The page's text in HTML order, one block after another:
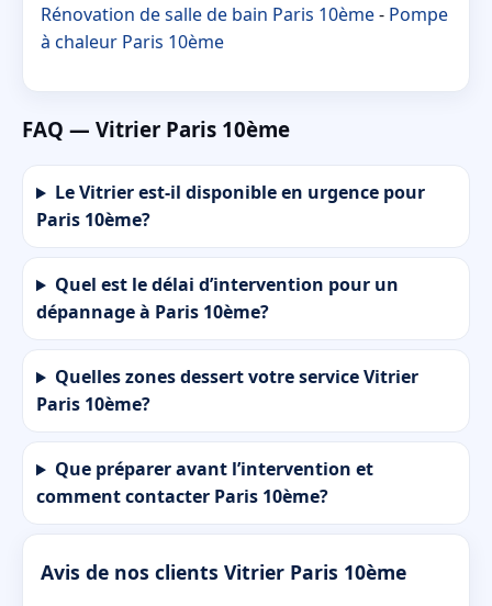
Rénovation de salle de bain Paris 10ème- Pompe
à chaleur Paris 10ème
FAQ — Vitrier Paris 10ème
Le Vitrier est-il disponible en urgence pour
Paris 10ème?
Quel est le délai d’intervention pour un
dépannage à Paris 10ème?
Quelles zones dessert votre service Vitrier
Paris 10ème?
Que préparer avant l’intervention et
comment contacter Paris 10ème?
Avis de nos clients Vitrier Paris 10ème